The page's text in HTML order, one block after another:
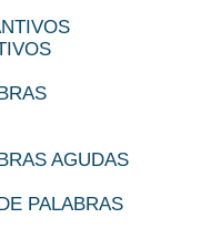
AGUDAS
PALABRAS